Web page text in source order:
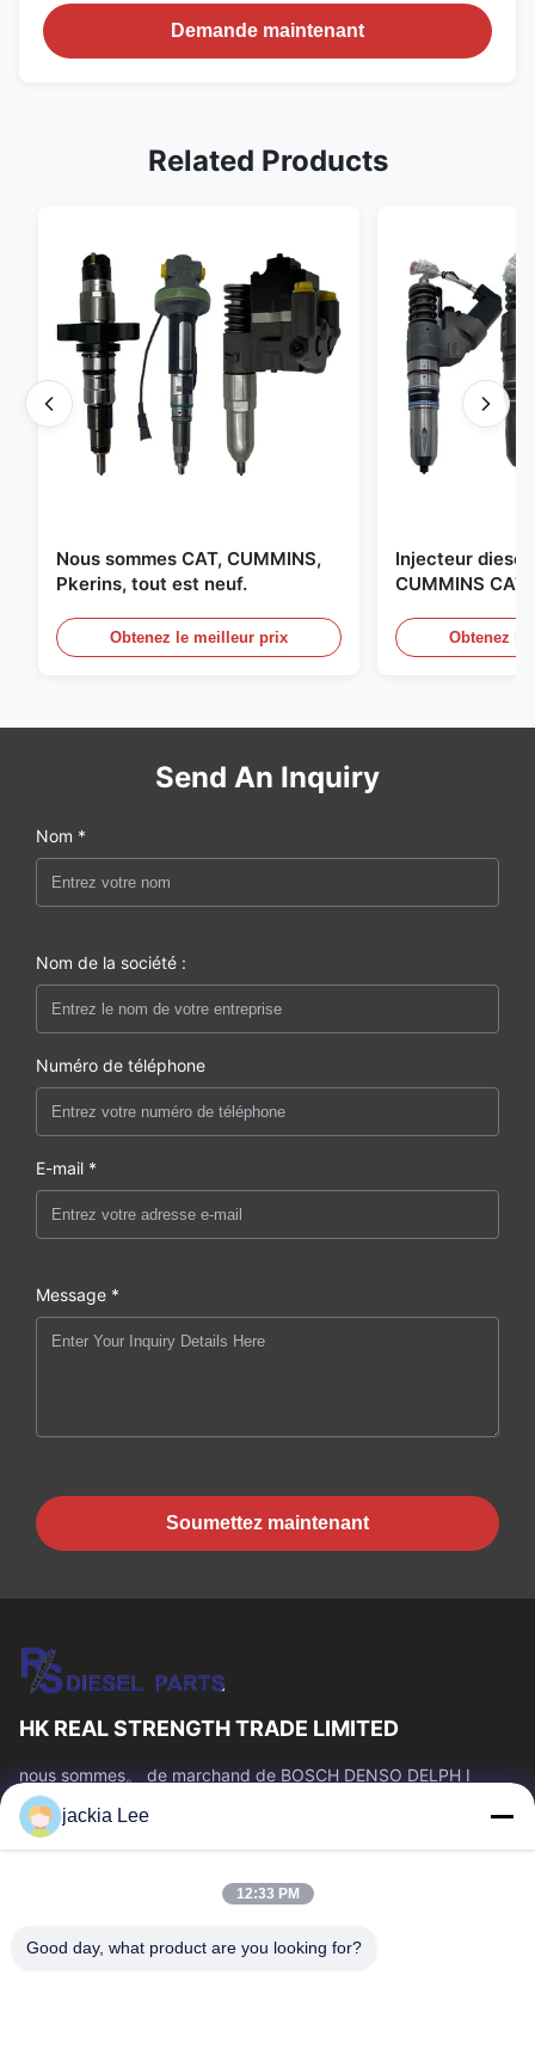
Demande maintenant
Related Products
Nous sommes CAT, CUMMINS,
Pkerins, tout est neuf.
Obtenez le meilleur prix
Injecteur diesel
CUMMINS CAT
Obtenez
Send An Inquiry
Nom *
Nom de la société :
Numéro de téléphone
E-mail *
Message *
Soumettez maintenant
HK REAL STRENGTH TRADE LIMITED
nous sommes。 de marchand de BOSCH DENSO DELPH I
CATERPILLAR VOLVO CUMMINS TOYOTA ISUZU Company
nombre de whatsapp : 0086 159 2067 9523.
Liens Rapides
Produits
À Propos De Nous
Visite De L'usine
jackia Lee
12:33 PM
Good day, what product are you looking for?